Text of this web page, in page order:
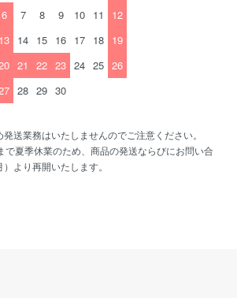
6
7 8 9 10 11
12
13 14 15 16 17 18 19
21 22 23 24 25 26
28 29 30
送業務はいたしませんのでご注意ください。
で夏季休業のため、商品の発送ならびにお問い合
より再開いたします。